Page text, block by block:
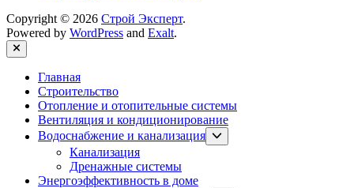
Copyright © 2026 Строй Эксперт.
Powered by WordPress and Exalt.
Close
Главная
Строительство
Отопление и отопительные системы
Вентиляция и кондиционирование
Водоснабжение и канализация
Show
sub
Канализация
Дренажные системы
Энергоэффективность в доме